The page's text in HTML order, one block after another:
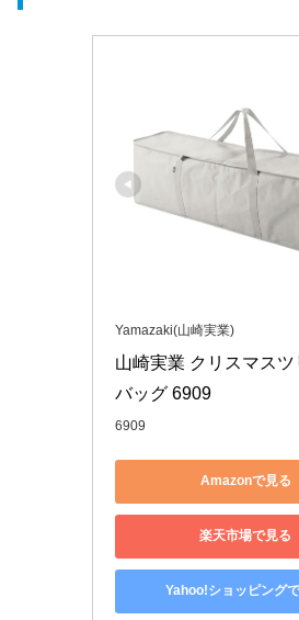
Yamazaki(山崎実業)
山崎実業 クリスマスツ
バッグ 6909
6909
Amazonで見る
楽天市場で見る
Yahoo!ショッピング